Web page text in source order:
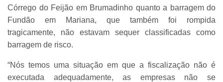
Córrego do Feijão em Brumadinho quanto a barragem do
Fundão em Mariana, que também foi rompida
tragicamente, não estavam sequer classificadas como
barragem de risco.
“Nós temos uma situação em que a fiscalização não é
executada adequadamente, as empresas não se